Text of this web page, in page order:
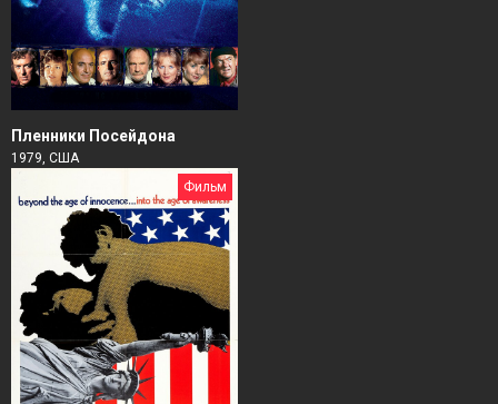
Пленники Посейдона
1979, США
Фильм